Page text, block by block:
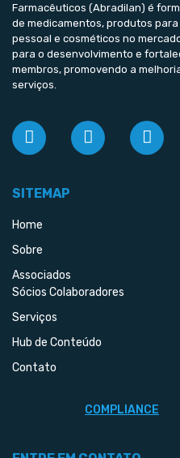
Farmacêuticos (Abradilan) é
de medicamentos, produtos
pessoal e cosméticos no
para o desenvolvimento e
membros, promovendo a
serviços.
SITEMAP
Home
Sobre
Associados
Sócios Colaboradores
Serviços
Hub de Conteúdo
Contato
COMPLIANCE